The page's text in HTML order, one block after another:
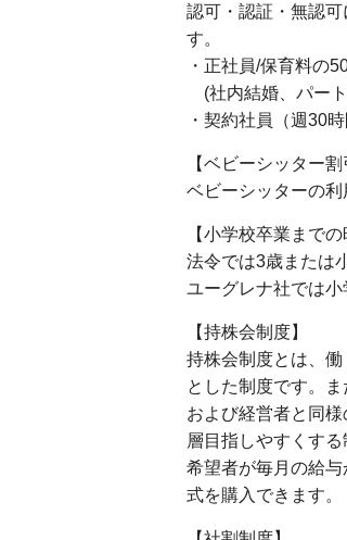
認可・認証・無認
す。
・正社員/保育料の
(社内結婚、パー
・契約社員（週30
【ベビーシッター割
ベビーシッターの
【小学校卒業まで
法令では3歳または
ユーグレナ社では小
【持株会制度】
持株会制度とは、
とした制度です。
および経営者と同
層目指しやすくする
希望者が毎月の給
式を購入できます。